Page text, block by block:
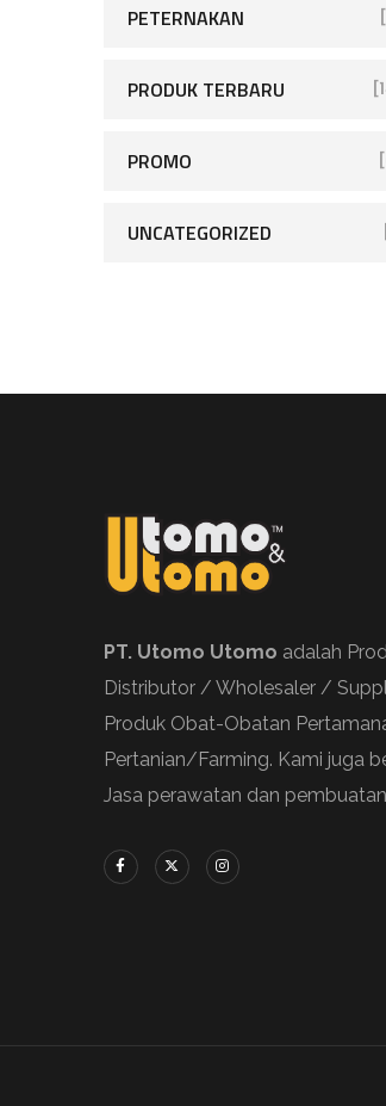
PETERNAKAN
PRODUK TERBARU
PROMO
UNCATEGORIZED
PT. Utomo Utomo adalah
Distributor / Wholesaler /
Produk Obat-Obatan
Pertanian/Farming. Kami juga
Jasa perawatan dan